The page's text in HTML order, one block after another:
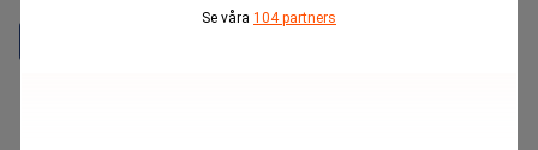
Se våra 104 partners